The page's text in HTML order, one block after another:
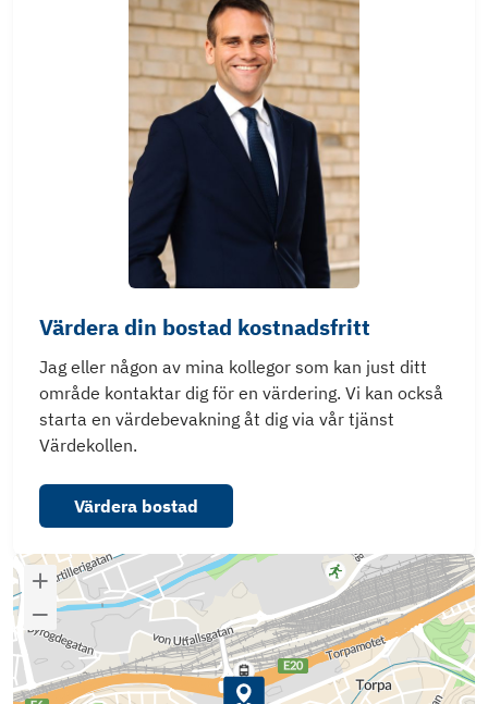
Värdera din bostad kostnadsfritt
Jag eller någon av mina kollegor som kan just ditt
område kontaktar dig för en värdering. Vi kan också
starta en värdebevakning åt dig via vår tjänst
Värdekollen.
Värdera bostad